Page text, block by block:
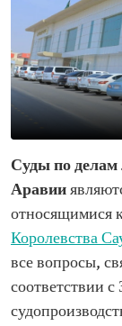
Суды по делам
Аравии
относящимися
Королевства
все вопросы,
соответствии